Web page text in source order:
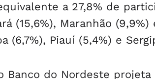
a 27,8% de
(15,6%), Maranhão
(6,7%), Piauí (5,4%) e
Banco do Nordeste projeta